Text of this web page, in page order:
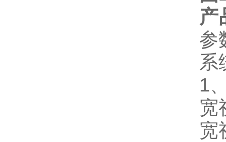
产
参
系
1
宽
宽